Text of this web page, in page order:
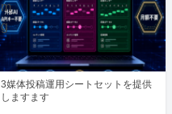
3媒体投稿運用シートセットを提供
しますます